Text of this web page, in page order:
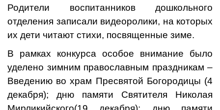
Родители воспитанников дошкольного
отделения записали видеоролики, на которых
их дети читают стихи, посвященные зиме.
В рамках конкурса особое внимание было
уделено зимним православным праздникам –
Введению во храм Пресвятой Богородицы (4
декабря); дню памяти Святителя Николая